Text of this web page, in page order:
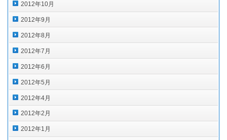
2012年10月
2012年9月
2012年8月
2012年7月
2012年6月
2012年5月
2012年4月
2012年2月
2012年1月